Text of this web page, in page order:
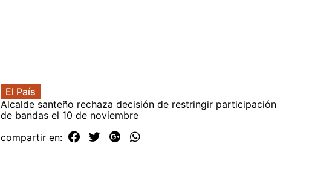
El País
Alcalde santeño rechaza decisión de restringir participación
de bandas el 10 de noviembre
compartir en: